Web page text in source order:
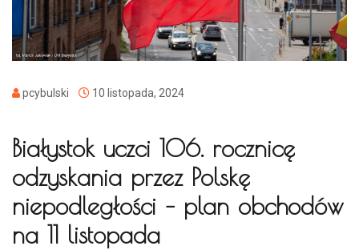
pcybulski 10 listopada, 2024
Białystok uczci 106. rocznicę
odzyskania przez Polskę
niepodległości – plan obchodów
na 11 listopada